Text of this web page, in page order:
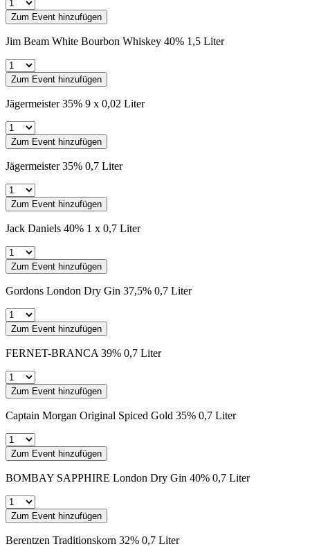
Zum Event hinzufügen
Jim Beam White Bourbon Whiskey 40% 1,5 Liter
Zum Event hinzufügen
Jägermeister 35% 9 x 0,02 Liter
Zum Event hinzufügen
Jägermeister 35% 0,7 Liter
Zum Event hinzufügen
Jack Daniels 40% 1 x 0,7 Liter
Zum Event hinzufügen
Gordons London Dry Gin 37,5% 0,7 Liter
Zum Event hinzufügen
FERNET-BRANCA 39% 0,7 Liter
Zum Event hinzufügen
Captain Morgan Original Spiced Gold 35% 0,7 Liter
Zum Event hinzufügen
BOMBAY SAPPHIRE London Dry Gin 40% 0,7 Liter
Zum Event hinzufügen
Berentzen Traditionskorn 32% 0,7 Liter